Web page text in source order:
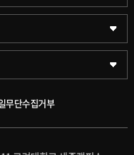
무단수집거부